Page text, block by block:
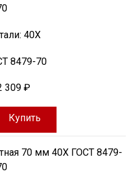
40Х
8479-70
309 ₽
Купить
70 мм 40Х ГОСТ 8479-